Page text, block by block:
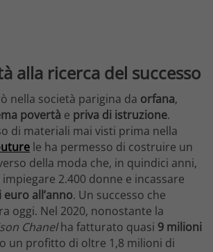
alla ricerca del successo
nella società parigina da orfana,
povertà e priva di istruzione.
di materiali mai visti prima nella
le ha permesso di costruire un
della moda che, in quindici anni,
2.400 donne e incassare
all’anno. Un successo che
oggi. Nel 2020, nonostante la
Chanelha fatturato quasi 9 milioni
un profitto di oltre 1,8 milioni di